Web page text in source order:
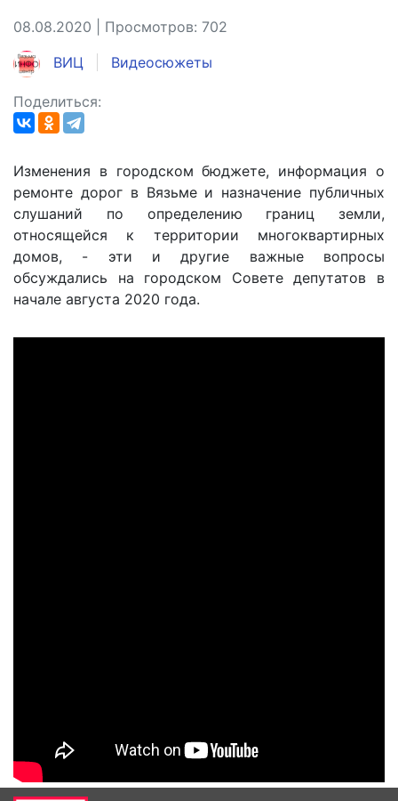
08.08.2020 | Просмотров: 702
ВИЦ Видеосюжеты
Поделиться:
Изменения в городском бюджете, информация о
ремонте дорог в Вязьме и назначение публичных
слушаний по определению границ земли,
относящейся к территории многоквартирных
домов, - эти и другие важные вопросы
обсуждались на городском Совете депутатов в
начале августа 2020 года.